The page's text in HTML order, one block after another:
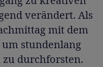
verändert. Als
mit dem
stundenlang
durchforsten.